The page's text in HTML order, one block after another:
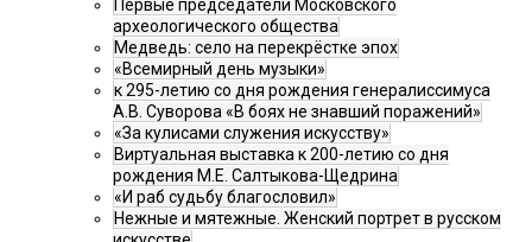
Первые председатели Московского
археологического общества
Медведь: село на перекрёстке эпох
«Всемирный день музыки»
к 295-летию со дня рождения генералиссимуса
А.В. Суворова «В боях не знавший поражений»
«За кулисами служения искусству»
Виртуальная выставка к 200-летию со дня
рождения М.Е. Салтыкова-Щедрина
«И раб судьбу благословил»
Нежные и мятежные. Женский портрет в русском